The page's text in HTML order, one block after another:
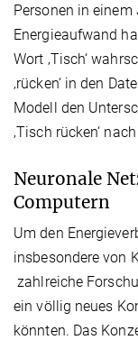
Personen in
Energieaufwand
Wort ‚Tisch‘
‚rücken‘ in den
Modell den
‚Tisch rücken‘
Neuronale
Computern
Um den
insbesondere von
zahlreiche
ein völlig neues
könnten. Das